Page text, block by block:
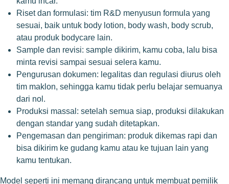
Riset dan formulasi: tim R&D menyusun formula yang
sesuai, baik untuk body lotion, body wash, body scrub,
atau produk bodycare lain.
Sample dan revisi: sample dikirim, kamu coba, lalu bisa
minta revisi sampai sesuai selera kamu.
Pengurusan dokumen: legalitas dan regulasi diurus oleh
tim maklon, sehingga kamu tidak perlu belajar semuanya
dari nol.
Produksi massal: setelah semua siap, produksi dilakukan
dengan standar yang sudah ditetapkan.
Pengemasan dan pengiriman: produk dikemas rapi dan
bisa dikirim ke gudang kamu atau ke tujuan lain yang
kamu tentukan.
Model seperti ini memang dirancang untuk membuat pemilik